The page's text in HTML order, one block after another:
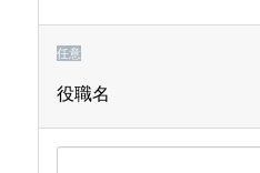
任意
役職名